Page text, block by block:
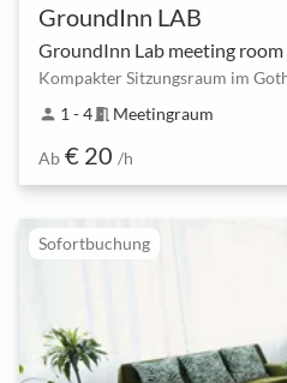
GroundInn LAB
GroundInn Lab meeting room
person 1 - 4meeting_room Meetingraum
Ab € 20 /h
Sofortbuchung